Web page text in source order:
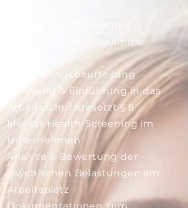
Mental Health Programme
Gefährdungsbeurteilung
Beratung & Einführung in das
Arbeitsschutzgesetzt § 5
​Mental-Health-Screening im
Unternehmen
Analyse & Bewertung der
psychischen Belastungen am
Arbeitsplatz